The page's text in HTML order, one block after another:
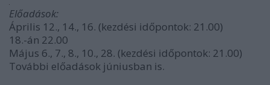
Előadások:
Április 12., 14., 16. (kezdési időpontok: 21.00)
18.-án 22.00
Május 6., 7., 8., 10., 28. (kezdési időpontok: 21.00)
További előadások júniusban is.